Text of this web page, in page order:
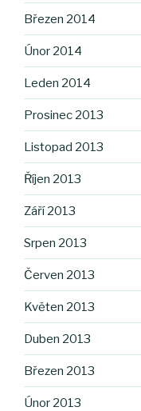
Březen 2014
Únor 2014
Leden 2014
Prosinec 2013
Listopad 2013
Říjen 2013
Září 2013
Srpen 2013
Červen 2013
Květen 2013
Duben 2013
Březen 2013
Únor 2013